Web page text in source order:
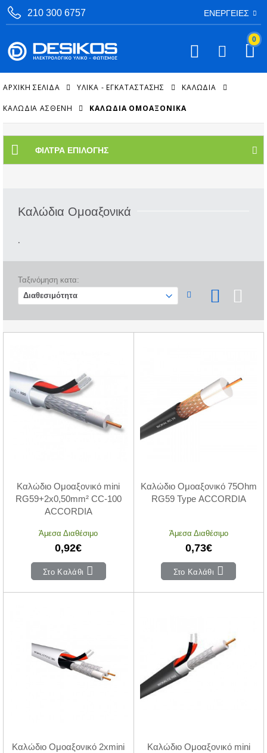
210 300 6757 ΕΝΈΡΓΕΙΕΣ
0
ΑΡΧΙΚΉ ΣΕΛΊΔΑ ΥΛΙΚΑ - ΕΓΚΑΤΑΣΤΑΣΗΣ ΚΑΛΏΔΙΑ
ΚΑΛΏΔΙΑ ΑΣΘΕΝΉ ΚΑΛΏΔΙΑ ΟΜΟΑΞΟΝΙΚΆ
ΦΊΛΤΡΑ ΕΠΙΛΟΓΉΣ
Καλώδια Ομοαξονικά
.
Ταξινόμηση κατα:
Καλώδιο Ομοαξονικό mini
RG59+2x0,50mm² CC-100
ACCORDIA
Άμεσα Διαθέσιμο
0,92€
Στο Καλάθι
Καλώδιο Ομοαξονικό 75Ohm
RG59 Type ACCORDIA
Άμεσα Διαθέσιμο
0,73€
Στο Καλάθι
Καλώδιο Ομοαξονικό 2xmini
Καλώδιο Ομοαξονικό mini